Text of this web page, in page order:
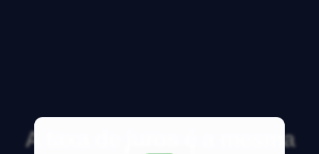
A taxa de juros é a mesma